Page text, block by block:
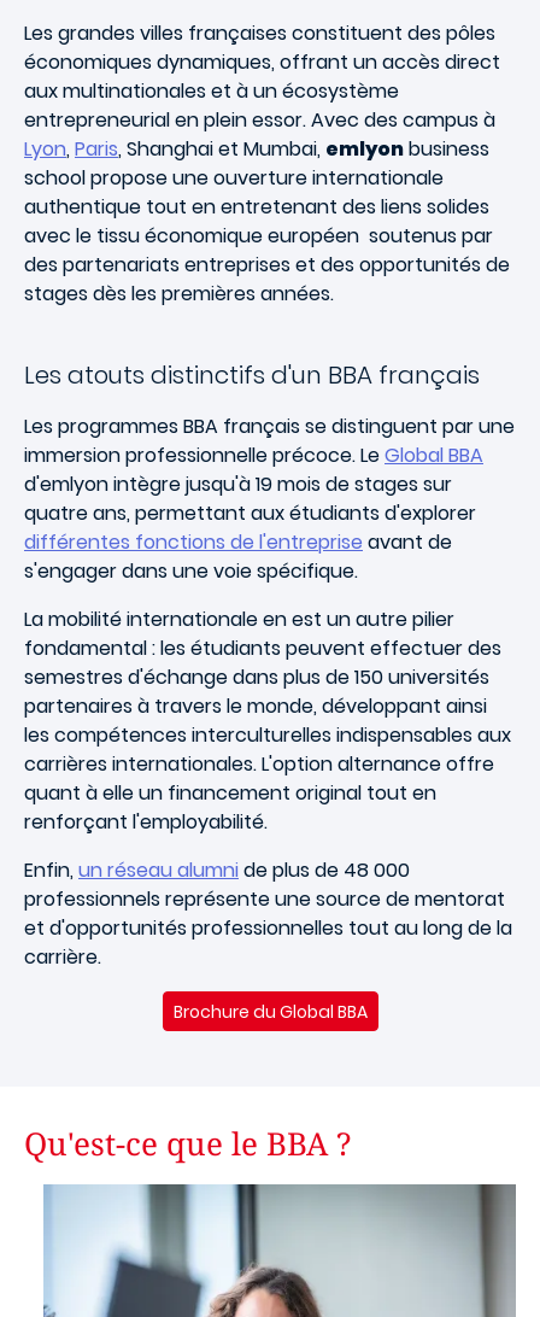
Les grandes villes françaises constituent des pôles
économiques dynamiques, offrant un accès direct
aux multinationales et à un écosystème
entrepreneurial en plein essor. Avec des campus à
Lyon,Paris, Shanghai et Mumbai, emlyonbusiness
school propose une ouverture internationale
authentique tout en entretenant des liens solides
avec le tissu économique européen soutenus par
des partenariats entreprises et des opportunités de
stages dès les premières années.
Les atouts distinctifs d'un BBA français
Les programmes BBA français se distinguent par une
immersion professionnelle précoce. LeGlobal BBA
d'emlyon intègre jusqu'à 19 mois de stages sur
quatre ans, permettant aux étudiants d'explorer
différentes fonctions de l'entreprise avant de
s'engager dans une voie spécifique.
La mobilité internationale en est un autre pilier
fondamental : les étudiants peuvent effectuer des
semestres d'échange dans plus de 150 universités
partenaires à travers le monde, développant ainsi
les compétences interculturelles indispensables aux
carrières internationales. L'option alternance offre
quant à elle un financement original tout en
renforçant l'employabilité.
Enfin,un réseau alumni de plus de 48 000
professionnels représente une source de mentorat
et d'opportunités professionnelles tout au long de la
carrière.
Brochure du Global BBA
Qu'est-ce que le BBA ?